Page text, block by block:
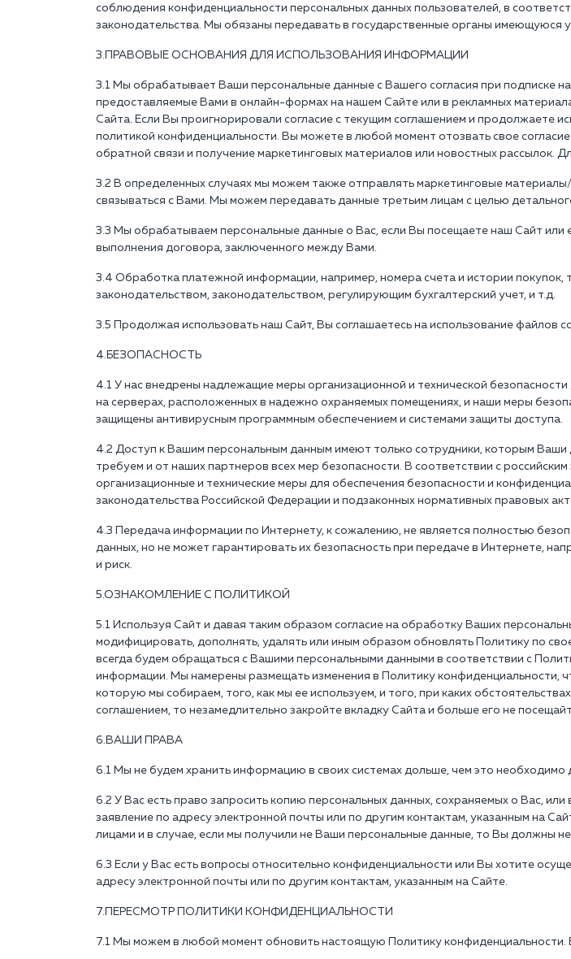
соблюдения конфиденциальности персональных данных пользователей, в
законодательства. Мы обязаны передавать в государственные органы имеющуюся
3.ПРАВОВЫЕ ОСНОВАНИЯ ДЛЯ ИСПОЛЬЗОВАНИЯ ИНФОРМАЦИИ
3.1 Мы обрабатывает Ваши персональные данные с Вашего согласия при подписке
предоставляемые Вами в онлайн-формах на нашем Сайте или в рекламных
Сайта. Если Вы проигнорировали согласие с текущим соглашением и продолжаете
политикой конфиденциальности. Вы можете в любой момент отозвать свое
обратной связи и получение маркетинговых материалов или новостных рассылок.
3.2 В определенных случаях мы можем также отправлять маркетинговые
связываться с Вами. Мы можем передавать данные третьим лицам с целью
3.3 Мы обрабатываем персональные данные о Вас, если Вы посещаете наш Сайт или
выполнения договора, заключенного между Вами.
3.4 Обработка платежной информации, например, номера счета и истории покупок,
законодательством, законодательством, регулирующим бухгалтерский учет, и т.д.
3.5 Продолжая использовать наш Сайт, Вы соглашаетесь на использование файлов
4.БЕЗОПАСНОСТЬ
4.1 У нас внедрены надлежащие меры организационной и технической
на серверах, расположенных в надежно охраняемых помещениях, и наши меры
защищены антивирусным программным обеспечением и системами защиты доступа.
4.2 Доступ к Вашим персональным данным имеют только сотрудники, которым
требуем и от наших партнеров всех мер безопасности. В соответствии с
организационные и технические меры для обеспечения безопасности и
законодательства Российской Федерации и подзаконных нормативных правовых
4.3 Передача информации по Интернету, к сожалению, не является полностью
данных, но не может гарантировать их безопасность при передаче в Интернете,
и риск.
5.ОЗНАКОМЛЕНИЕ С ПОЛИТИКОЙ
5.1 Используя Сайт и давая таким образом согласие на обработку Ваших
модифицировать, дополнять, удалять или иным образом обновлять Политику по
всегда будем обращаться с Вашими персональными данными в соответствии с
информации. Мы намерены размещать изменения в Политику
которую мы собираем, того, как мы ее используем, и того, при каких
соглашением, то незамедлительно закройте вкладку Сайта и больше его не
6.ВАШИ ПРАВА
6.1 Мы не будем хранить информацию в своих системах дольше, чем это
6.2 У Вас есть право запросить копию персональных данных, сохраняемых о Вас,
заявление по адресу электронной почты или по другим контактам, указанным на
лицами и в случае, если мы получили не Ваши персональные данные, то Вы должны
6.3 Если у Вас есть вопросы относительно конфиденциальности или Вы хотите
адресу электронной почты или по другим контактам, указанным на Сайте.
7.ПЕРЕСМОТР ПОЛИТИКИ КОНФИДЕНЦИАЛЬНОСТИ
7.1 Мы можем в любой момент обновить настоящую Политику конфиденциальности.